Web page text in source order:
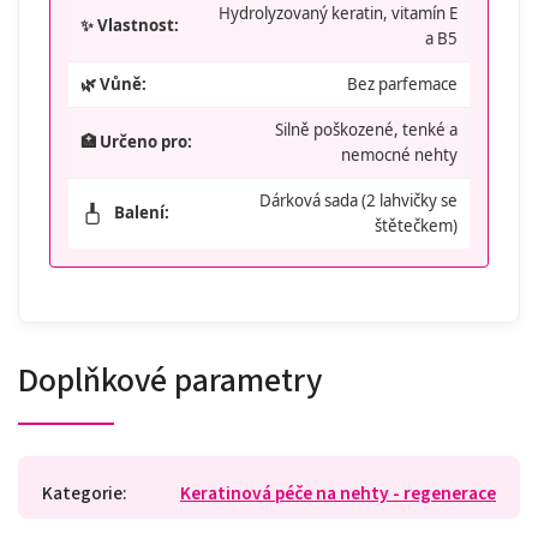
✨ Vlastnost:
Hydrolyzovaný keratin, vitamín E
a B5
🌿 Vůně: Bez parfemace
🏥 Určeno pro:
Silně poškozené, tenké a
nemocné nehty
Balení:
Dárková sada (2 lahvičky se
štětečkem)
Doplňkové parametry
Kategorie: Keratinová péče na nehty - regenerace